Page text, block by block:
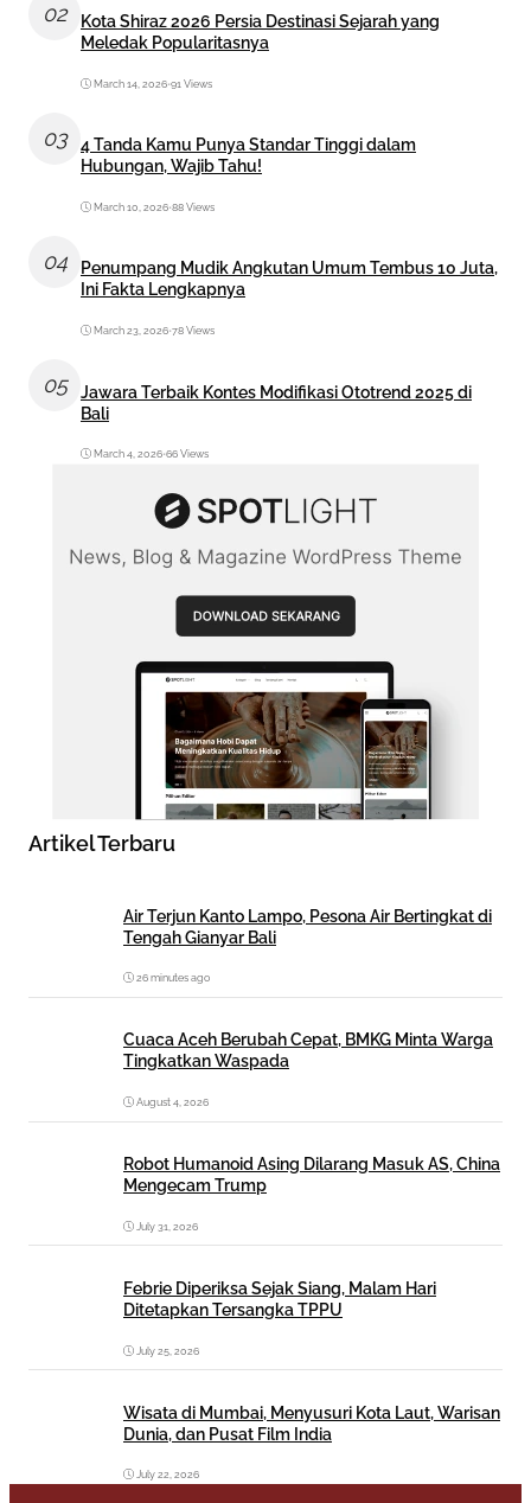
02
Kota Shiraz 2026 Persia Destinasi Sejarah yang
Meledak Popularitasnya
March 14, 2026•91 Views
03
4 Tanda Kamu Punya Standar Tinggi dalam
Hubungan, Wajib Tahu!
March 10, 2026•88 Views
04
Penumpang Mudik Angkutan Umum Tembus 10 Juta,
Ini Fakta Lengkapnya
March 23, 2026•78 Views
05
Jawara Terbaik Kontes Modifikasi Ototrend 2025 di
Bali
March 4, 2026•66 Views
Artikel Terbaru
Air Terjun Kanto Lampo, Pesona Air Bertingkat di
Tengah Gianyar Bali
26 minutes ago
Cuaca Aceh Berubah Cepat, BMKG Minta Warga
Tingkatkan Waspada
August 4, 2026
Robot Humanoid Asing Dilarang Masuk AS, China
Mengecam Trump
July 31, 2026
Febrie Diperiksa Sejak Siang, Malam Hari
Ditetapkan Tersangka TPPU
July 25, 2026
Wisata di Mumbai, Menyusuri Kota Laut, Warisan
Dunia, dan Pusat Film India
July 22, 2026